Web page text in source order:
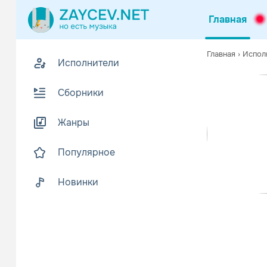
Главная
Исполнители
Сборники
Жанры
Популярное
Новинки
Главная ›